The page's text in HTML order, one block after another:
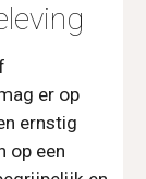
er op
ernstig
op een